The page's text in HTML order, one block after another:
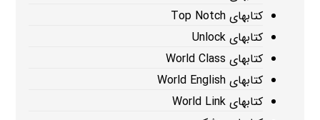
کتابهای Top Notch
کتابهای Unlock
کتابهای World Class
کتابهای World English
کتابهای World Link